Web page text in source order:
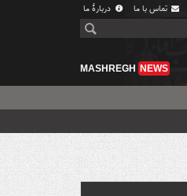
تماس با ما دربارهٔ ما
MASHREGH NEWS